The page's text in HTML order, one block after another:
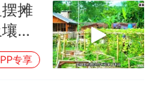
摊
中
专享